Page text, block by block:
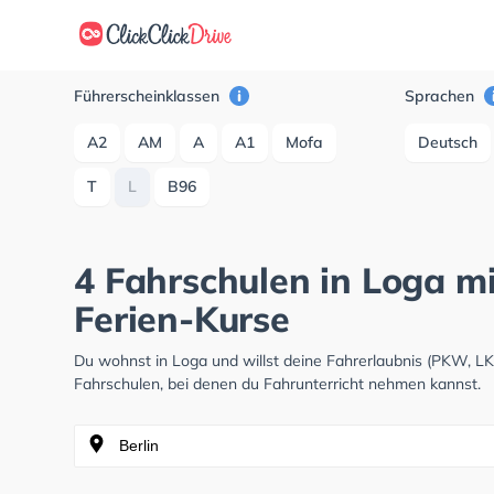
Führerscheinklassen
A2 AM A A1 Mofa
T L B96
Sprachen
Deutsch
4 Fahrschulen in Loga
Ferien-Kurse
Du wohnst in Loga und willst deine Fahrerlaubnis (PKW,
Fahrschulen, bei denen du Fahrunterricht nehmen kannst.